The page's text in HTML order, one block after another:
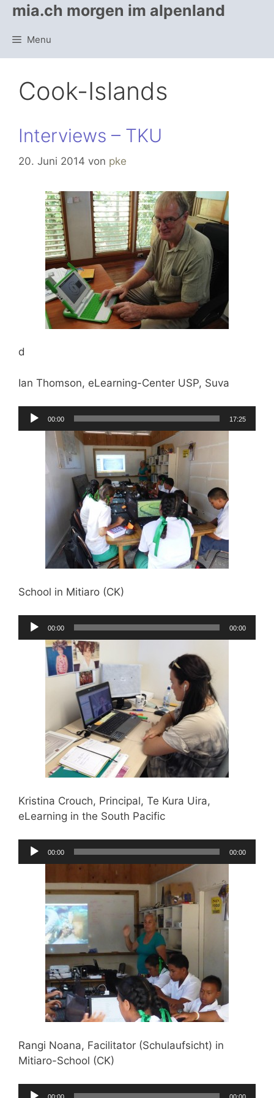
Springe
Inhalt
mia.ch morgen im alpenland
Menu
Cook-Islands
Interviews – TKU
20. Juni 2014 von pke
d
Ian Thomson, eLearning-Center USP, Suva
Audio-
Player
00:00 17:25
School in Mitiaro (CK)
Audio-
Player
00:00 00:00
Kristina Crouch, Principal, Te Kura Uira,
eLearning in the South Pacific
Audio-
Player
00:00 00:00
Rangi Noana, Facilitator (Schulaufsicht) in
Mitiaro-School (CK)
Audio-